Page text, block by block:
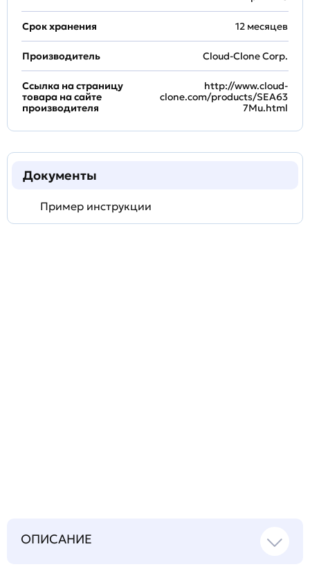
Срок хранения 12 месяцев
Производитель Cloud-Clone Corp.
Ссылка на страницу
товара на сайте
производителя
http://www.cloud-
clone.com/products/SEA63
7Mu.html
Документы
Пример инструкции
ОПИСАНИЕ